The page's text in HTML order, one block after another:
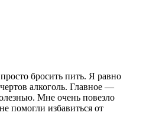
бросить пить. Я равно
алкоголь. Главное —
Мне очень повезло
помогли избавиться от